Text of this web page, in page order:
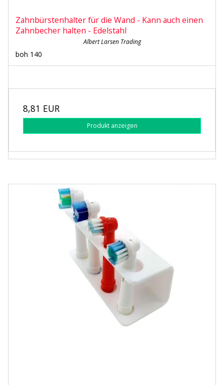
Zahnbürstenhalter für die Wand - Kann auch einen
Zahnbecher halten - Edelstahl
Albert Larsen Trading
boh 140
8,81 EUR
Produkt anzeigen